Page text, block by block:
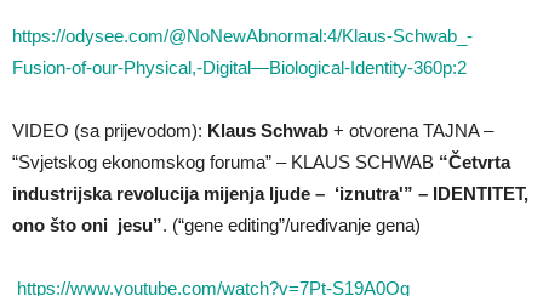
https://odysee.com/@NoNewAbnormal:4/Klaus-Schwab_-
Fusion-of-our-Physical,-Digital—Biological-Identity-360p:2
VIDEO (sa prijevodom): Klaus Schwab + otvorena TAJNA –
“Svjetskog ekonomskog foruma” – KLAUS SCHWAB “Četvrta
industrijska revolucija mijenja ljude – ‘iznutra'” – IDENTITET,
ono što oni jesu”. (“gene editing”/uređivanje gena)
https://www.youtube.com/watch?v=7Pt-S19A0Og